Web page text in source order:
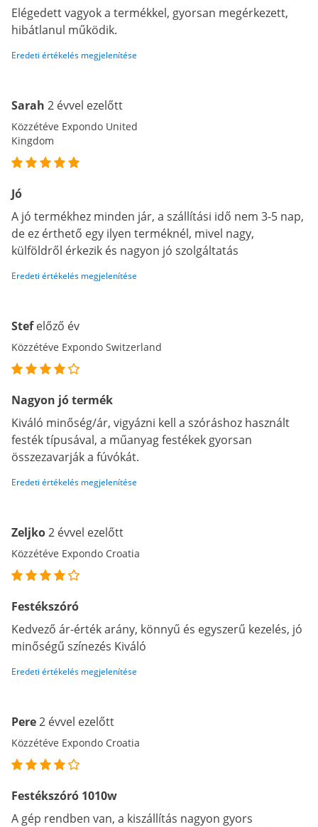
Elégedett vagyok a termékkel, gyorsan megérkezett,
hibátlanul működik.
Eredeti értékelés megjelenítése
Sarah 2 évvel ezelőtt
Közzétéve Expondo United
Kingdom
Jó
A jó termékhez minden jár, a szállítási idő nem 3-5 nap,
de ez érthető egy ilyen terméknél, mivel nagy,
külföldről érkezik és nagyon jó szolgáltatás
Eredeti értékelés megjelenítése
Stef előző év
Közzétéve Expondo Switzerland
Nagyon jó termék
Kiváló minőség/ár, vigyázni kell a szóráshoz használt
festék típusával, a műanyag festékek gyorsan
összezavarják a fúvókát.
Eredeti értékelés megjelenítése
Zeljko2 évvel ezelőtt
Közzétéve Expondo Croatia
Festékszóró
Kedvező ár-érték arány, könnyű és egyszerű kezelés, jó
minőségű színezés Kiváló
Eredeti értékelés megjelenítése
Pere2 évvel ezelőtt
Közzétéve Expondo Croatia
Festékszóró 1010w
A gép rendben van, a kiszállítás nagyon gyors